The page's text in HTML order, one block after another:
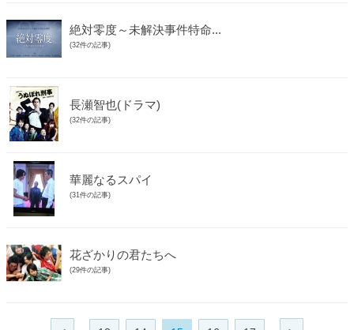
絶対零度～未解決事件特命...
(32件の記事)
長瀬智也(ドラマ)
(32件の記事)
華麗なるスパイ
(31件の記事)
花ざかりの君たちへ
(29件の記事)